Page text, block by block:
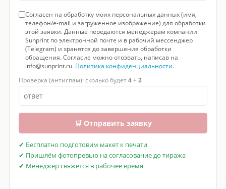
Согласен на обработку моих персональных данных (имя,
телефон/e-mail и загруженное изображение) для обработки
этой заявки. Данные передаются менеджерам компании
Sunprint по электронной почте и в рабочий мессенджер
(Telegram) и хранятся до завершения обработки
обращения. Согласие можно отозвать, написав на
info@sunprint.ru. Политика конфиденциальности.
Проверка (антиспам): сколько будет4 + 2
🛒 Отправить заявку
✔ Бесплатно подготовим макет к печати
✔ Пришлём фотопревью на согласование до тиража
✔ Менеджер свяжется в рабочее время